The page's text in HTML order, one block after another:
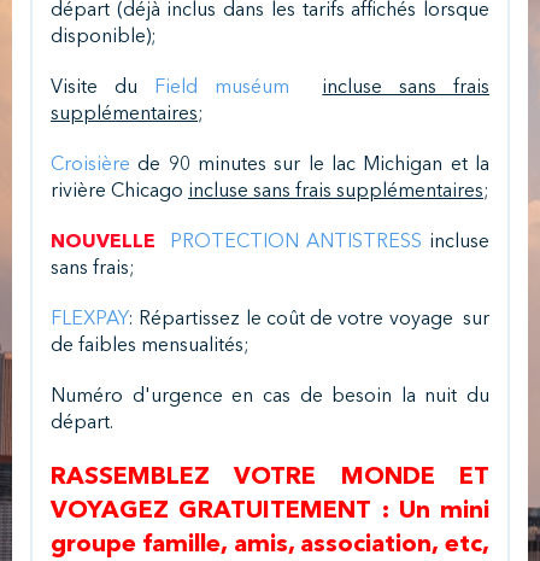
départ (déjà inclus dans les tarifs affichés lorsque
disponible);
Visite du Field muséum
incluse sans frais
supplémentaires;
Croisière de 90 minutes sur le lac Michigan et la
rivière Chicago incluse sans frais supplémentaires;
NOUVELLE PROTECTION ANTISTRESS incluse
sans frais;
FLEXPAY: Répartissez le coût de votre voyage sur
de faibles mensualités;
Numéro d'urgence en cas de besoin la nuit du
départ.
RASSEMBLEZ VOTRE MONDE ET
VOYAGEZ GRATUITEMENT : Un mini
groupe famille, amis, association, etc,